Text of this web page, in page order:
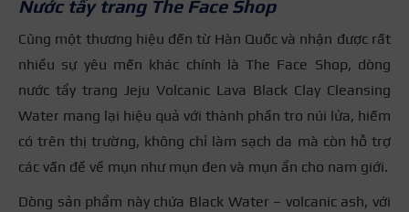
Nước tẩy trang The Face Shop
Cũng một thương hiệu đến từ Hàn Quốc và nhận được rất
nhiều sự yêu mến khác chính là The Face Shop, dòng
nước tẩy trang Jeju Volcanic Lava Black Clay Cleansing
Water mang lại hiệu quả với thành phần tro núi lửa, hiếm
có trên thị trường, không chỉ làm sạch da mà còn hỗ trợ
các vấn đề về mụn như mụn đen và mụn ẩn cho nam giới.
Dòng sản phẩm này chứa Black Water – volcanic ash, với